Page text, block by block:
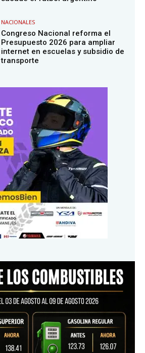
NACIONALES
Congreso Nacional reforma el
Presupuesto 2026 para ampliar
internet en escuelas y subsidio de
transporte